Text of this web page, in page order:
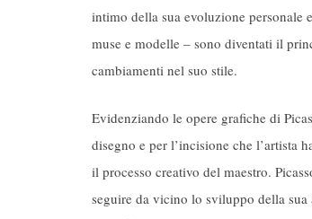
intimo della sua evoluzione personale
muse e modelle – sono diventati il
cambiamenti nel suo stile.
Evidenziando le opere grafiche di
disegno e per l’incisione che l’artista
il processo creativo del maestro.
seguire da vicino lo sviluppo della